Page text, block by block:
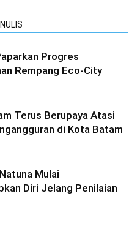
Progres
Rempang Eco-City
Terus Berupaya Atasi
di Kota Batam
Mulai
Diri Jelang Penilaian